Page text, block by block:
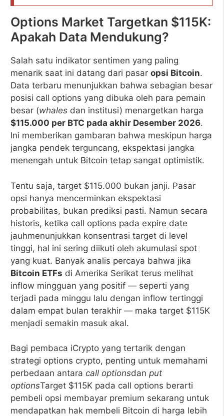
Options Market Targetkan $115K:
Apakah Data Mendukung?
Salah satu indikator sentimen yang paling
menarik saat ini datang dari pasar opsi Bitcoin.
Data terbaru menunjukkan bahwa sebagian besar
posisi call options yang dibuka oleh para pemain
besar (whales dan institusi) menargetkan harga
$115.000 per BTC pada akhir Desember 2026.
Ini memberikan gambaran bahwa meskipun harga
jangka pendek terguncang, ekspektasi jangka
menengah untuk Bitcoin tetap sangat optimistik.
Tentu saja, target $115.000 bukan janji. Pasar
opsi hanya mencerminkan ekspektasi
probabilitas, bukan prediksi pasti. Namun secara
historis, ketika call options pada expire date
jauhmenunjukkan konsentrasi target di level
tinggi, hal ini sering diikuti oleh akumulasi spot
yang kuat. Banyak analis percaya bahwa jika
Bitcoin ETFs di Amerika Serikat terus melihat
inflow mingguan yang positif — seperti yang
terjadi pada minggu lalu dengan inflow tertinggi
dalam empat bulan terakhir — maka target $115K
menjadi semakin masuk akal.
Bagi pembaca iCrypto yang tertarik dengan
strategi options crypto, penting untuk memahami
perbedaan antara call optionsdan put
optionsTarget $115K pada call options berarti
pembeli opsi membayar premium sekarang untuk
mendapatkan hak membeli Bitcoin di harga lebih